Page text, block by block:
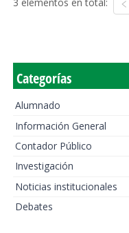
Categorías
Alumnado
Información General
Contador Público
Investigación
Noticias institucionales
Debates